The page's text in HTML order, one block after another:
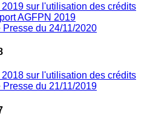
sur l'utilisation des crédits
AGFPN 2019
du 24/11/2020
sur l'utilisation des crédits
du 21/11/2019